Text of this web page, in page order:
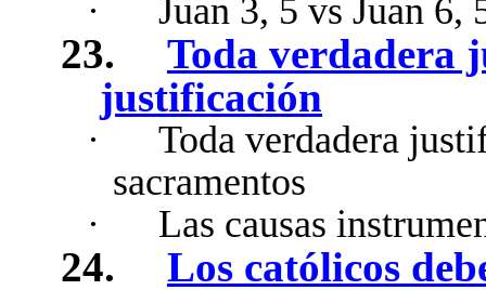
·
Juan 3, 5 vs Juan 6,
23.
Toda verdadera
justificación
·
Toda verdadera
sacramentos
·
Las causas
24.
Los católicos